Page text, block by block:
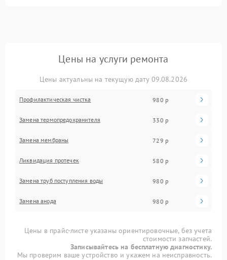
Цены на услуги ремонта
Цены актуальны на текущую дату 09.08.2026
Профилактическая чистка 980 р
Замена термопредохранителя 330 р
Замена мембраны 729 р
Ликвидация протечек 580 р
Замена труб поступления воды 980 р
Замена анода 980 р
Цены в прайс-листе указаны ориентировочные, без учета
стоимости запчастей.
Записывайтесь на бесплатную диагностику.
Мы проверим ваше устройство и укажем на неисправность.